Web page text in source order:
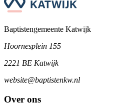
Baptistengemeente Katwijk
Hoornesplein 155
2221 BE Katwijk
website@baptistenkw.nl
Over ons